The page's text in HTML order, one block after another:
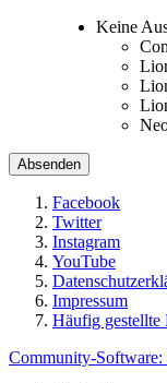
Keine
Facebook
Twitter
Instagram
YouTube
Impressum
Häufig gestellte
Community-Software: